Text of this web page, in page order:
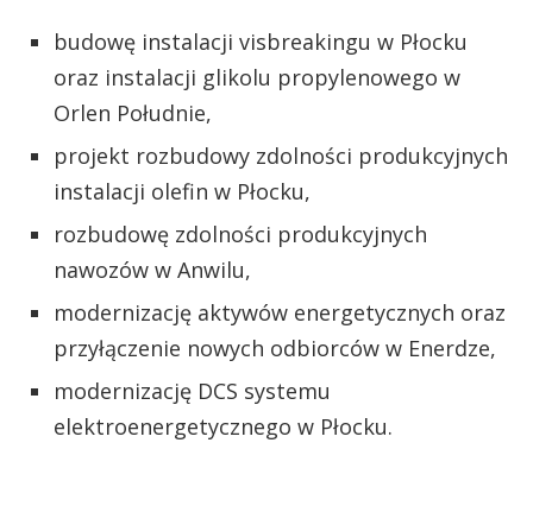
budowę instalacji visbreakingu w Płocku
oraz instalacji glikolu propylenowego w
Orlen Południe,
projekt rozbudowy zdolności produkcyjnych
instalacji olefin w Płocku,
rozbudowę zdolności produkcyjnych
nawozów w Anwilu,
modernizację aktywów energetycznych oraz
przyłączenie nowych odbiorców w Enerdze,
modernizację DCS systemu
elektroenergetycznego w Płocku.